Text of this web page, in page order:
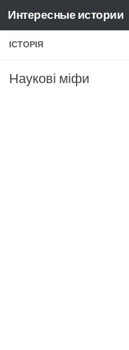
Skip to content
Интересные истории
ІСТОРІЯ
Наукові міфи